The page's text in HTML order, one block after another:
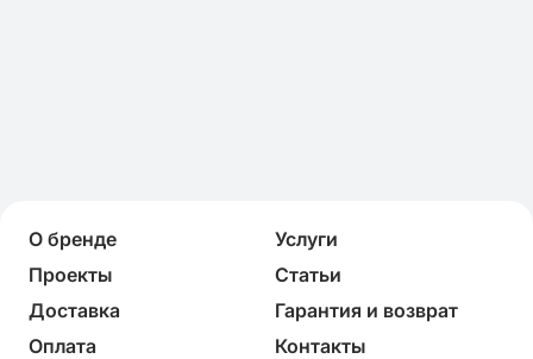
О бренде
Услуги
Проекты
Статьи
Доставка
Гарантия и возврат
Оплата
Контакты